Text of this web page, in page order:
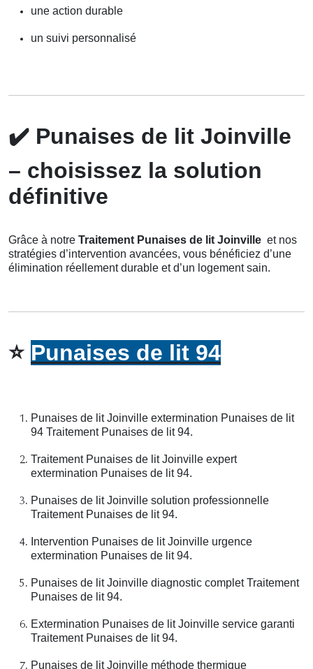
une action durable
un suivi personnalisé
✔️ Punaises de lit Joinville
– choisissez la solution
définitive
Grâce à notre Traitement Punaises de lit Joinville et nos
stratégies d’intervention avancées, vous bénéficiez d’une
élimination réellement durable et d’un logement sain.
⭐ Punaises de lit 94
Punaises de lit Joinville extermination Punaises de lit
94 Traitement Punaises de lit 94.
Traitement Punaises de lit Joinville expert
extermination Punaises de lit 94.
Punaises de lit Joinville solution professionnelle
Traitement Punaises de lit 94.
Intervention Punaises de lit Joinville urgence
extermination Punaises de lit 94.
Punaises de lit Joinville diagnostic complet Traitement
Punaises de lit 94.
Extermination Punaises de lit Joinville service garanti
Traitement Punaises de lit 94.
Punaises de lit Joinville méthode thermique